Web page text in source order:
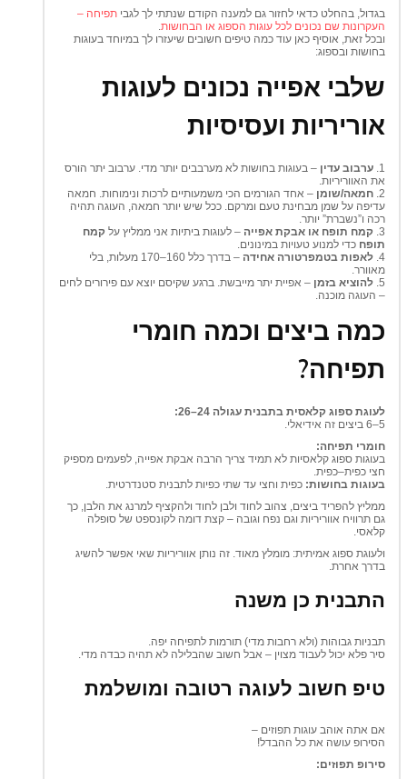
בגדול, בהחלט כדאי לחזור גם למענה הקודם שנתתי לך לגבי תפיחה –
העקרונות שם נכונים לכל עוגות הספוג או הבחושות.
ובכל זאת, אוסיף כאן עוד כמה טיפים חשובים שיעזרו לך במיוחד בעוגות
בחושות ובספוג:
שלבי אפייה נכונים לעוגות
אוריריות ועסיסיות
1. ערבוב עדין – בעוגות בחושות לא מערבבים יותר מדי. ערבוב יתר הורס
את האווריריות.
2. חמאה/שומן – אחד הגורמים הכי משמעותיים לרכות ונימוחות. חמאה
עדיפה על שמן מבחינת טעם ומרקם. ככל שיש יותר חמאה, העוגה תהיה
רכה ו”נשברת” יותר.
3. קמח תופח או אבקת אפייה – לעוגות ביתיות אני ממליץ על קמח
תופח כדי למנוע טעויות במינונים.
4. לאפות בטמפרטורה אחידה
– בדרך כלל 160–170 מעלות, בלי
מאוורר.
5. להוציא בזמן – אפיית יתר מייבשת. ברגע שקיסם יוצא עם פירורים לחים
– העוגה מוכנה.
כמה ביצים וכמה חומרי
תפיחה?
לעוגת ספוג קלאסית בתבנית עגולה 24–26:
5–6 ביצים זה אידיאלי.
חומרי תפיחה:
בעוגות ספוג קלאסיות לא תמיד צריך הרבה אבקת אפייה, לפעמים מספיק
חצי כפית–כפית.
בעוגות בחושות: כפית וחצי עד שתי כפיות לתבנית סטנדרטית.
ממליץ להפריד ביצים, צהוב לחוד ולבן לחוד ולהקציף למרנג את הלבן, כך
גם תרוויח אווריריות וגם נפח וגובה – קצת דומה לקונספט של סופלה
קלאסי.
ולעוגת ספוג אמיתית: מומלץ מאוד. זה נותן אווריריות שאי אפשר להשיג
בדרך אחרת.
התבנית כן משנה
תבניות גבוהות (ולא רחבות מדי) תורמות לתפיחה יפה.
סיר פלא יכול לעבוד מצוין – אבל חשוב שהבלילה לא תהיה כבדה מדי.
טיפ חשוב לעוגה רטובה ומושלמת
אם אתה אוהב עוגות תפוזים –
הסירופ עושה את כל ההבדל!
סירופ תפוזים: